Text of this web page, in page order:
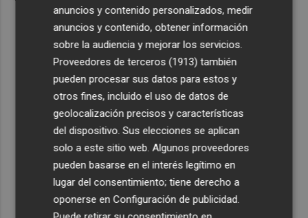
anuncios y contenido personalizados, medir
anuncios y contenido, obtener información
sobre la audiencia y mejorar los servicios.
Proveedores de terceros (1913) también
pueden procesar sus datos para estos y
otros fines, incluido el uso de datos de
geolocalización precisos y características
del dispositivo. Sus elecciones se aplican
solo a este sitio web. Algunos proveedores
pueden basarse en el interés legítimo en
lugar del consentimiento; tiene derecho a
oponerse enConfiguración de publicidad.